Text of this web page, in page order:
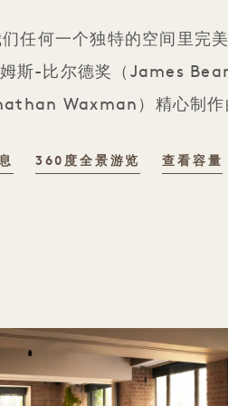
任何一个独特的空间里完
斯-比尔德奖（James
Waxman）精心制作
360度全景游览 查看容量